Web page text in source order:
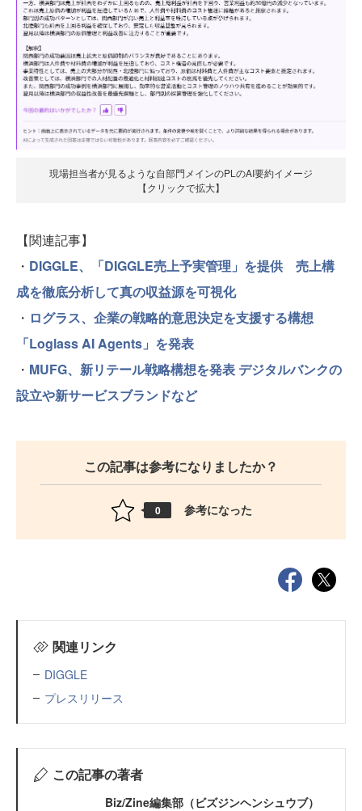
現場担当者が見るような自部門メインのPLのAI要約イメージ
【クリックで拡大】
【関連記事】
・ DIGGLE、「DIGGLE売上予実管理」を提供 売上構
成を徹底分析して真の収益源を可視化
・ ログラス、企業の戦略的意思決定を支援する構想
「Loglass AI Agents」を発表
・ MUFG、新リテール戦略構想を発表 デジタルバンクの
設立や新サービスブランドなど
この記事は参考になりましたか？
0 参考になった
関連リンク
DIGGLE
プレスリリース
この記事の著者
Biz/Zine編集部（ビズジンヘンシュウブ）